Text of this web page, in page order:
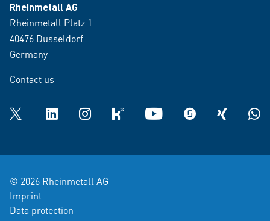
Rheinmetall AG
Rheinmetall Platz 1
40476 Dusseldorf
Germany
Contact us
Twitter LinkedInInstagramkununu YouTube glassdoorXING
© 2026 Rheinmetall AG
Imprint
Data protection